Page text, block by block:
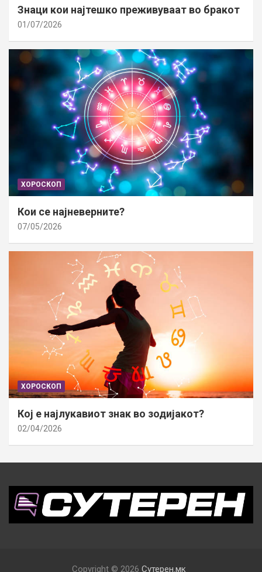
Знаци кои најтешко преживуваат во бракот
01/07/2026
ХОРОСКОП
Кои се најневерните?
07/05/2026
ХОРОСКОП
Кој е најлукавиот знак во зодијакот?
02/04/2026
Copyright © 2026 Сутерен.мк